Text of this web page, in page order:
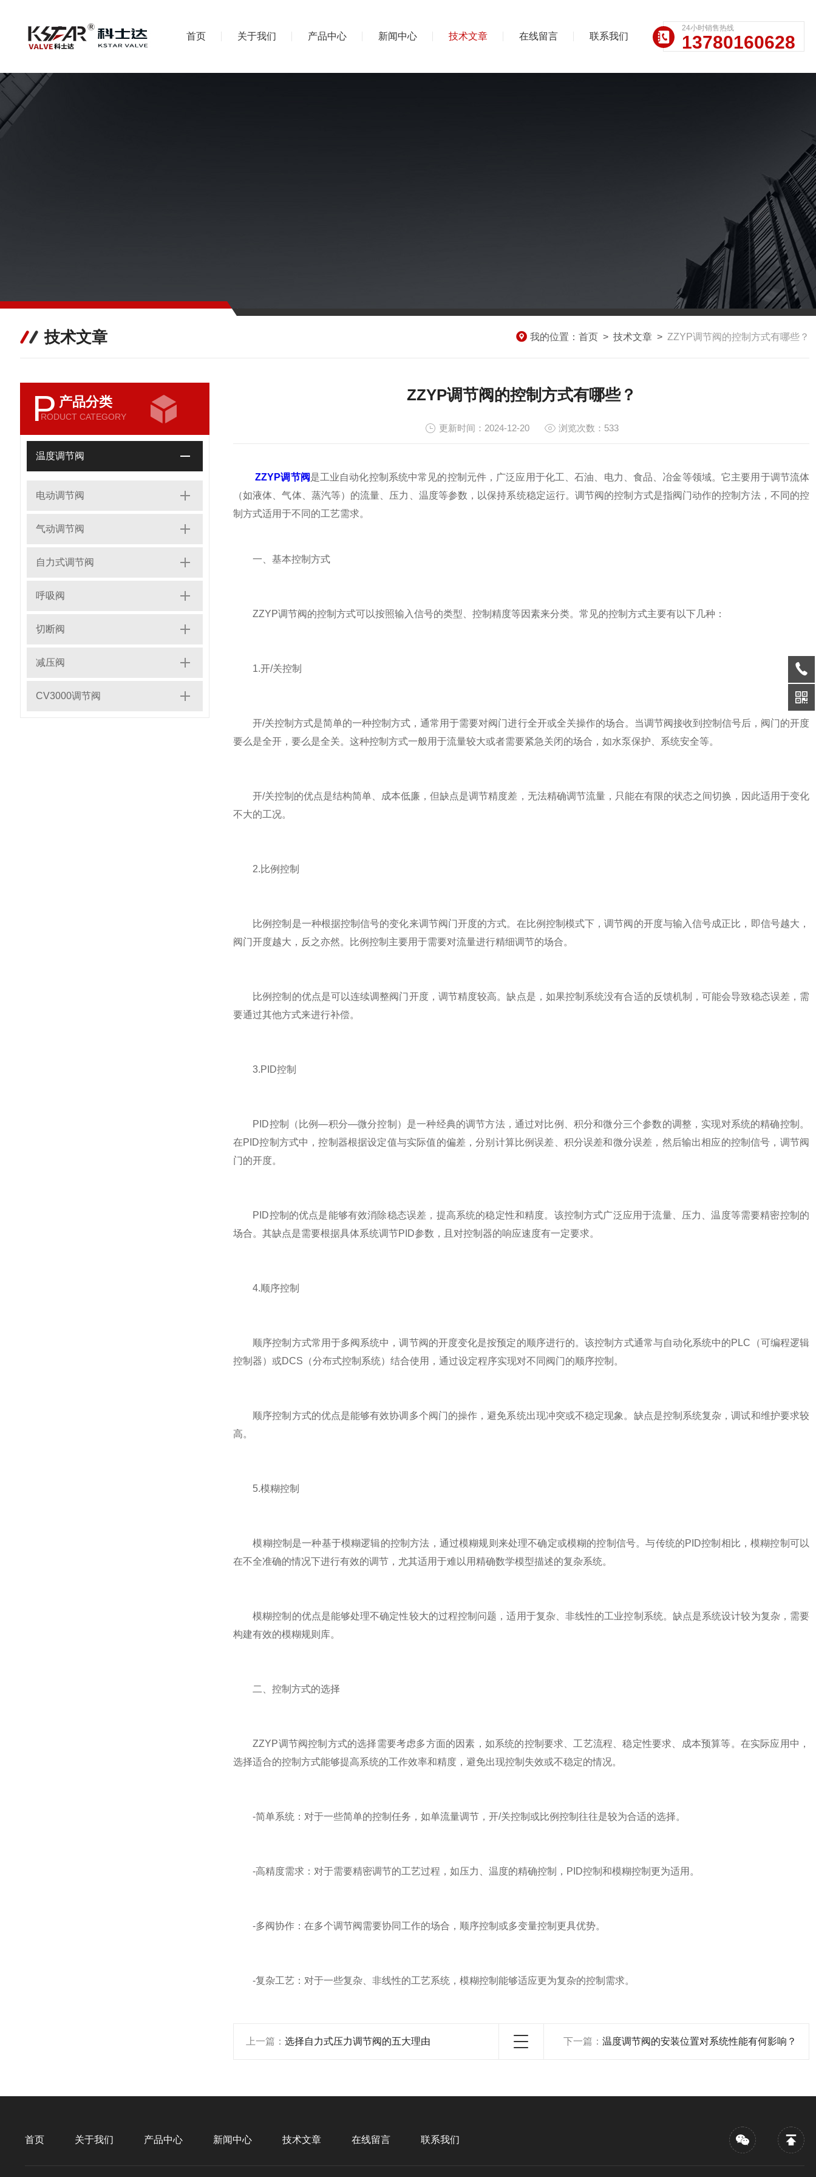
首页 关于我们 产品中心 新闻中心 技术文章 在线留言 联系我们
24小时销售热线
13780160628
技术文章 我的位置： 首页 > 技术文章 > ZZYP调节阀的控制方式有哪些？
P 产品分类
RODUCT CATEGORY
温度调节阀
电动调节阀
气动调节阀
自力式调节阀
呼吸阀
切断阀
减压阀
CV3000调节阀
ZZYP调节阀的控制方式有哪些？
更新时间：2024-12-20 浏览次数：533
ZZYP调节阀是工业自动化控制系统中常见的控制元件，广泛应用于化工、石油、电力、食品、冶金等领域。它主要用于调节流体
（如液体、气体、蒸汽等）的流量、压力、温度等参数，以保持系统稳定运行。调节阀的控制方式是指阀门动作的控制方法，不同的控
制方式适用于不同的工艺需求。
一、基本控制方式
ZZYP调节阀的控制方式可以按照输入信号的类型、控制精度等因素来分类。常见的控制方式主要有以下几种：
1.开/关控制
开/关控制方式是简单的一种控制方式，通常用于需要对阀门进行全开或全关操作的场合。当调节阀接收到控制信号后，阀门的开度
要么是全开，要么是全关。这种控制方式一般用于流量较大或者需要紧急关闭的场合，如水泵保护、系统安全等。
开/关控制的优点是结构简单、成本低廉，但缺点是调节精度差，无法精确调节流量，只能在有限的状态之间切换，因此适用于变化
不大的工况。
2.比例控制
比例控制是一种根据控制信号的变化来调节阀门开度的方式。在比例控制模式下，调节阀的开度与输入信号成正比，即信号越大，
阀门开度越大，反之亦然。比例控制主要用于需要对流量进行精细调节的场合。
比例控制的优点是可以连续调整阀门开度，调节精度较高。缺点是，如果控制系统没有合适的反馈机制，可能会导致稳态误差，需
要通过其他方式来进行补偿。
3.PID控制
PID控制（比例—积分—微分控制）是一种经典的调节方法，通过对比例、积分和微分三个参数的调整，实现对系统的精确控制。
在PID控制方式中，控制器根据设定值与实际值的偏差，分别计算比例误差、积分误差和微分误差，然后输出相应的控制信号，调节阀
门的开度。
PID控制的优点是能够有效消除稳态误差，提高系统的稳定性和精度。该控制方式广泛应用于流量、压力、温度等需要精密控制的
场合。其缺点是需要根据具体系统调节PID参数，且对控制器的响应速度有一定要求。
4.顺序控制
顺序控制方式常用于多阀系统中，调节阀的开度变化是按预定的顺序进行的。该控制方式通常与自动化系统中的PLC（可编程逻辑
控制器）或DCS（分布式控制系统）结合使用，通过设定程序实现对不同阀门的顺序控制。
顺序控制方式的优点是能够有效协调多个阀门的操作，避免系统出现冲突或不稳定现象。缺点是控制系统复杂，调试和维护要求较
高。
5.模糊控制
模糊控制是一种基于模糊逻辑的控制方法，通过模糊规则来处理不确定或模糊的控制信号。与传统的PID控制相比，模糊控制可以
在不全准确的情况下进行有效的调节，尤其适用于难以用精确数学模型描述的复杂系统。
模糊控制的优点是能够处理不确定性较大的过程控制问题，适用于复杂、非线性的工业控制系统。缺点是系统设计较为复杂，需要
构建有效的模糊规则库。
二、控制方式的选择
ZZYP调节阀控制方式的选择需要考虑多方面的因素，如系统的控制要求、工艺流程、稳定性要求、成本预算等。在实际应用中，
选择适合的控制方式能够提高系统的工作效率和精度，避免出现控制失效或不稳定的情况。
-简单系统：对于一些简单的控制任务，如单流量调节，开/关控制或比例控制往往是较为合适的选择。
-高精度需求：对于需要精密调节的工艺过程，如压力、温度的精确控制，PID控制和模糊控制更为适用。
-多阀协作：在多个调节阀需要协同工作的场合，顺序控制或多变量控制更具优势。
-复杂工艺：对于一些复杂、非线性的工艺系统，模糊控制能够适应更为复杂的控制需求。
上一篇： 选择自力式压力调节阀的五大理由 下一篇： 温度调节阀的安装位置对系统性能有何影响？
首页 关于我们 产品中心 新闻中心 技术文章 在线留言 联系我们